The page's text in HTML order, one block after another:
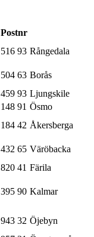
Postnr
516 93 Rångedala
504 63 Borås
459 93 Ljungskile
148 91 Ösmo
184 42 Åkersberga
432 65 Väröbacka
820 41 Färila
395 90 Kalmar
943 32 Öjebyn